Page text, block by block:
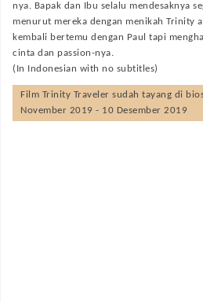
nya. Bapak dan Ibu selalu mendesaknya
menurut mereka dengan menikah Trinity
kembali bertemu dengan Paul tapi
cinta dan passion-nya.
(In Indonesian with no subtitles)
Film Trinity Traveler sudah tayang di
November 2019 - 10 Desember 2019